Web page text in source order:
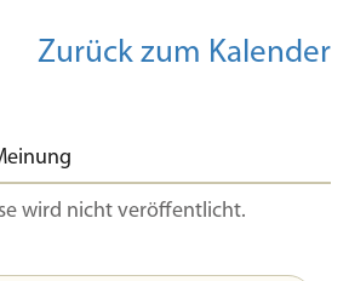
Zurück zum Kalender
wird nicht veröffentlicht.